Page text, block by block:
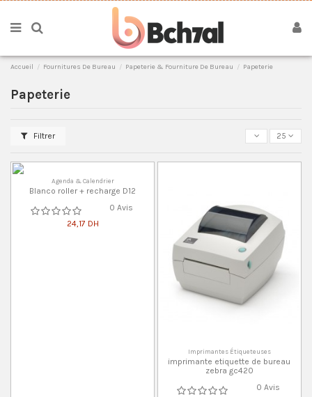
Accueil Fournitures De Bureau Papeterie & Fourniture De Bureau Papeterie
Papeterie
Filtrer 25
Agenda & Calendrier
Blanco roller + recharge D12
0 Avis
24,17 DH
Imprimantes Étiqueteuses
imprimante etiquette de bureau
zebra gc420
0 Avis